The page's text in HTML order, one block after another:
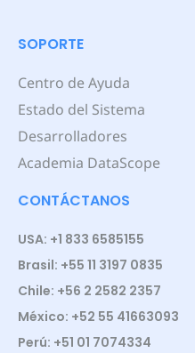
SOPORTE
Centro de Ayuda
Estado del Sistema
Desarrolladores
Academia DataScope
CONTÁCTANOS
USA: +1 833 6585155
Brasil: +55 11 3197 0835
Chile: +56 2 2582 2357
México: +52 55 41663093
Perú: +51 01 7074334